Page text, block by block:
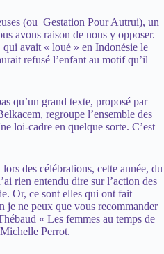
(ou Gestation Pour Autrui), un
avons raison de nous y opposer.
avait « loué » en Indonésie le
refusé l’enfant au motif qu’il
grand texte, proposé par
regroupe l’ensemble des
loi-cadre en quelque sorte. C’est
des célébrations, cette année, du
rien entendu dire sur l’action des
Or, ce sont elles qui ont fait
je ne peux que vous recommander
« Les femmes au temps de
Perrot.